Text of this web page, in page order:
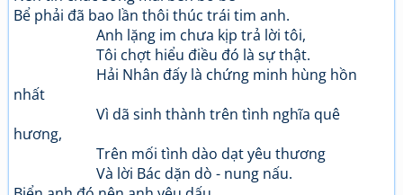
Bể phải đã bao lần thôi thúc trái tim anh.
Anh lặng im chưa kịp trả lời tôi,
Tôi chợt hiểu điều đó là sự thật.
Hải Nhân đấy là chứng minh hùng hồn
nhất
Vì dã sinh thành trên tình nghĩa quê
hương,
Trên mối tình dào dạt yêu thương
Và lời Bác dặn dò - nung nấu.